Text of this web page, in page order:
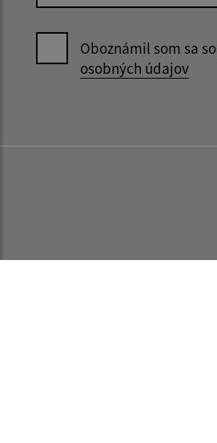
Oboznámil som sa so
osobných údajov